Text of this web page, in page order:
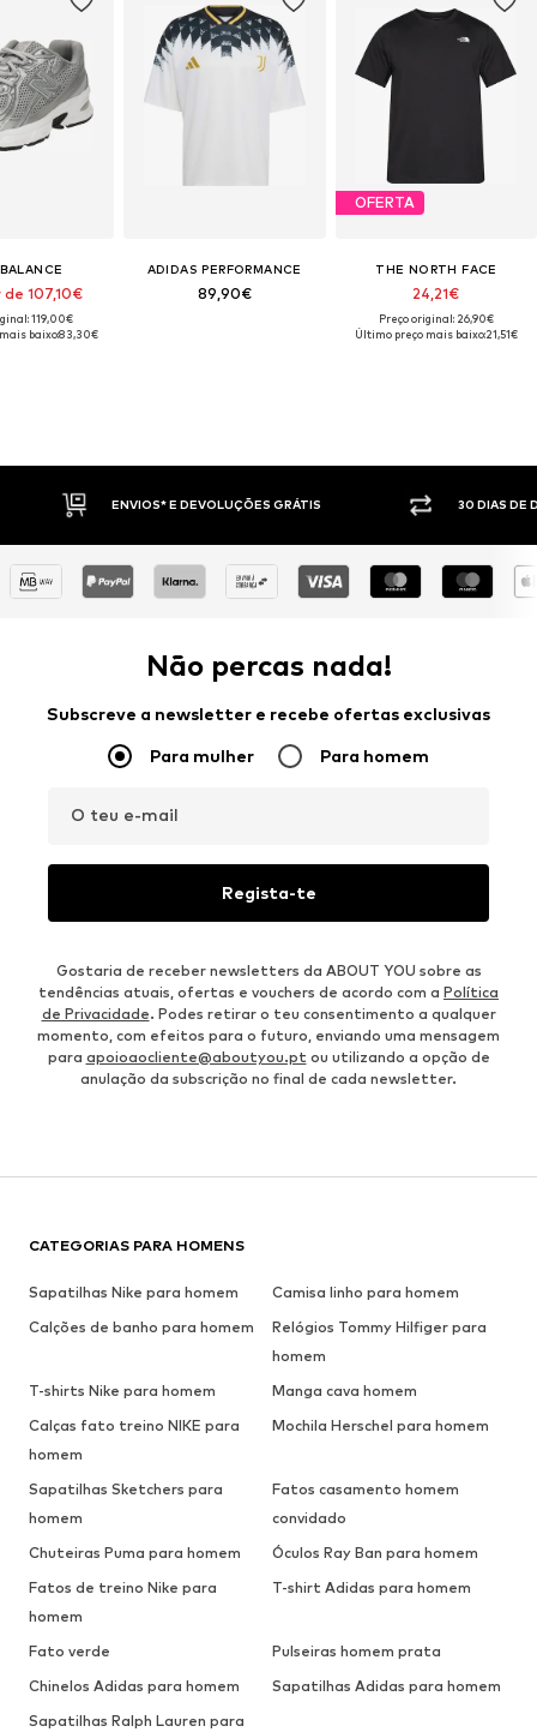
107,10€
119,00€
baixo:83,30€
ADIDAS PERFORMANCE
89,90€
OFERTA
THE NORTH FACE
24,21€
Preço original: 26,90€
Último preço mais baixo:21,51€
30 DIAS DE DIREITO DE DEVOLUÇÃO
Não percas nada!
Subscreve a newsletter e recebe ofertas exclusivas
Para mulher Para homem
O teu e-mail
Regista-te
Gostaria de receber newsletters da ABOUT YOU sobre as
tendências atuais, ofertas e vouchers de acordo com a Política
de Privacidade. Podes retirar o teu consentimento a qualquer
momento, com efeitos para o futuro, enviando uma mensagem
para apoioaocliente@aboutyou.pt ou utilizando a opção de
anulação da subscrição no final de cada newsletter.
CATEGORIAS PARA HOMENS
Sapatilhas Nike para homem
Camisa linho para homem
Calções de banho para homem
Relógios Tommy Hilfiger para
homem
T-shirts Nike para homem
Manga cava homem
Calças fato treino NIKE para
homem
Mochila Herschel para homem
Sapatilhas Sketchers para
homem
Fatos casamento homem
convidado
Chuteiras Puma para homem
Óculos Ray Ban para homem
Fatos de treino Nike para
homem
T-shirt Adidas para homem
Fato verde
Pulseiras homem prata
Chinelos Adidas para homem
Sapatilhas Adidas para homem
Sapatilhas Ralph Lauren para